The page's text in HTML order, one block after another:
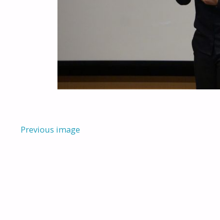
Previous image